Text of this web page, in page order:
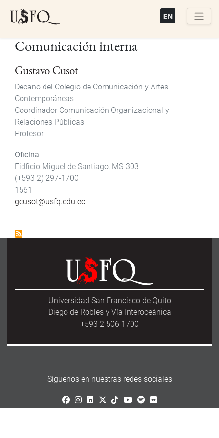
Comunicación interna
Gustavo Cusot
Decano del Colegio de Comunicación y Artes
Contemporáneas
Coordinador Comunicación Organizacional y
Relaciones Públicas
Profesor
Oficina
Eidficio Miguel de Santiago, MS-303
(+593 2) 297-1700
1561
gcusot@usfq.edu.ec
Universidad San Francisco de Quito
Diego de Robles y Vía Interoceánica
+593 2 506 1700
Síguenos en nuestras redes sociales